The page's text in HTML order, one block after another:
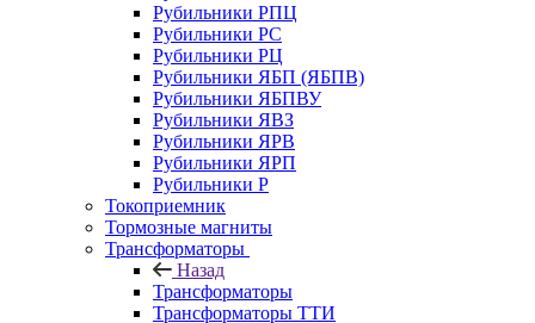
Рубильники РПЦ
Рубильники РС
Рубильники РЦ
Рубильники ЯБП (ЯБПВ)
Рубильники ЯБПВУ
Рубильники ЯВЗ
Рубильники ЯРВ
Рубильники ЯРП
Рубильники Р
Токоприемник
Тормозные магниты
Трансформаторы
Назад
Трансформаторы
Трансформаторы ТТИ